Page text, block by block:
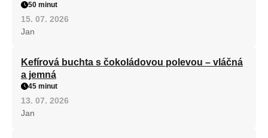
50 minut
15. 07. 2026
Jan
Kefírová buchta s čokoládovou polevou – vláčná
a jemná
45 minut
13. 07. 2026
Jan